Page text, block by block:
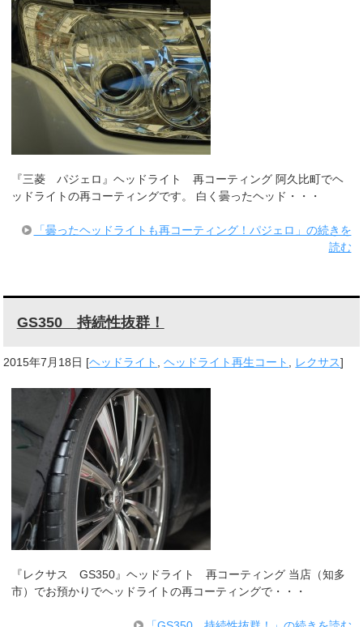
『三菱 パジェロ』ヘッドライト 再コーティング 阿久比町でヘ
ッドライトの再コーティングです。 白く曇ったヘッド・・・
「曇ったヘッドライトも再コーティング！パジェロ」の続きを
読む
GS350 持続性抜群！
2015年7月18日 [ヘッドライト ,ヘッドライト再生コート レクサス]
『レクサス GS350』ヘッドライト 再コーティング 当店（知多
市）でお預かりでヘッドライトの再コーティングで・・・